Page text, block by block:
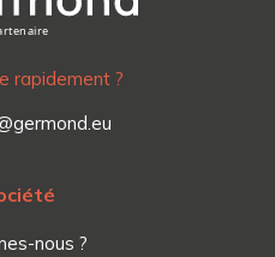
rapidement ?
nous ?